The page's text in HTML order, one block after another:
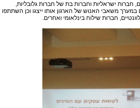
שונים, חברות ישראליות וחברות בת של חברות גלובליות,
משאבי האנוש של הארגון אותו ייצגו וכן השתתפו
חברות שילוח בינלאומי ואחרים.